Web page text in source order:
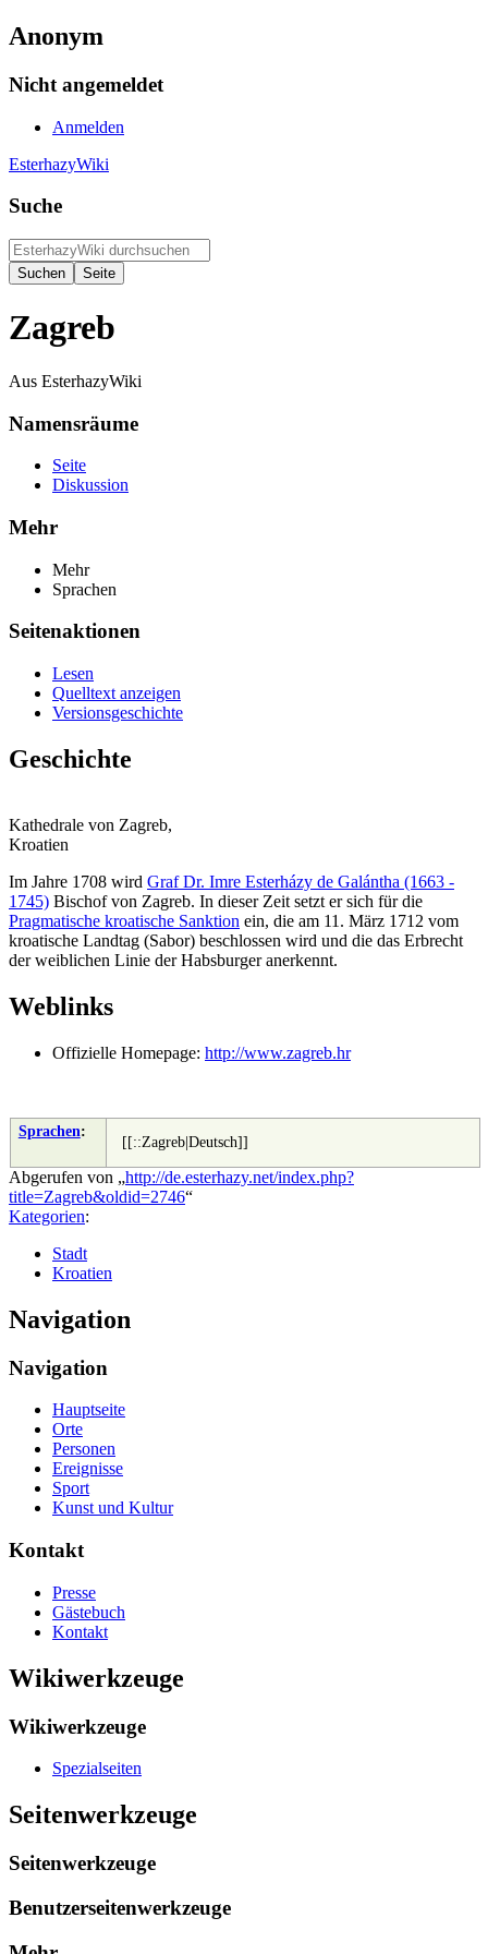
Anonym
Nicht angemeldet
Anmelden
EsterhazyWiki
Suche
Zagreb
Aus EsterhazyWiki
Namensräume
Seite
Diskussion
Mehr
Mehr
Sprachen
Seitenaktionen
Lesen
Quelltext anzeigen
Versionsgeschichte
Geschichte
Kathedrale von Zagreb,
Kroatien
Im Jahre 1708 wird Graf Dr. Imre Esterházy de Galántha (1663 -
1745) Bischof von Zagreb. In dieser Zeit setzt er sich für die
Pragmatische kroatische Sanktion ein, die am 11. März 1712 vom
kroatische Landtag (Sabor) beschlossen wird und die das Erbrecht
der weiblichen Linie der Habsburger anerkennt.
Weblinks
Offizielle Homepage: http://www.zagreb.hr
Sprachen:
[[::Zagreb|Deutsch]]
Abgerufen von „http://de.esterhazy.net/index.php?
title=Zagreb&oldid=2746“
Kategorien:
Stadt
Kroatien
Navigation
Navigation
Hauptseite
Orte
Personen
Ereignisse
Sport
Kunst und Kultur
Kontakt
Presse
Gästebuch
Kontakt
Wikiwerkzeuge
Wikiwerkzeuge
Spezialseiten
Seitenwerkzeuge
Seitenwerkzeuge
Benutzerseitenwerkzeuge